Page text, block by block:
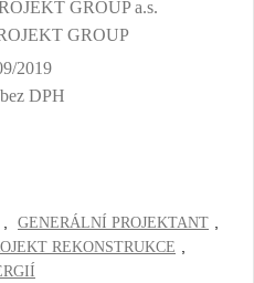
GROUP a.s.
GROUP
2019
DPH
GENERÁLNÍ PROJEKTANT
REKONSTRUKCE